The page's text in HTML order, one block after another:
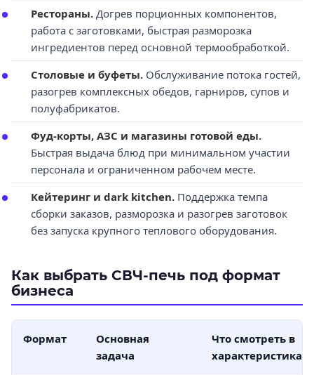
Рестораны. Догрев порционных компонентов,
работа с заготовками, быстрая разморозка
ингредиентов перед основной термообработкой.
Столовые и буфеты. Обслуживание потока гостей,
разогрев комплексных обедов, гарниров, супов и
полуфабрикатов.
Фуд-корты, АЗС и магазины готовой еды.
Быстрая выдача блюд при минимальном участии
персонала и ограниченном рабочем месте.
Кейтеринг и dark kitchen. Поддержка темпа
сборки заказов, разморозка и разогрев заготовок
без запуска крупного теплового оборудования.
Как выбрать СВЧ-печь под формат
бизнеса
Формат
Основная
задача
Что смотреть в
характеристиках